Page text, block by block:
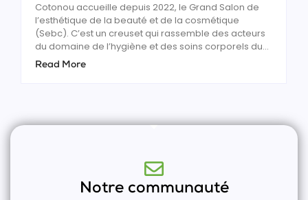
Cotonou accueille depuis 2022, le Grand Salon de
l’esthétique de la beauté et de la cosmétique
(Sebc). C’est un creuset qui rassemble des acteurs
du domaine de l’hygiène et des soins corporels du...
Read More
Notre communauté